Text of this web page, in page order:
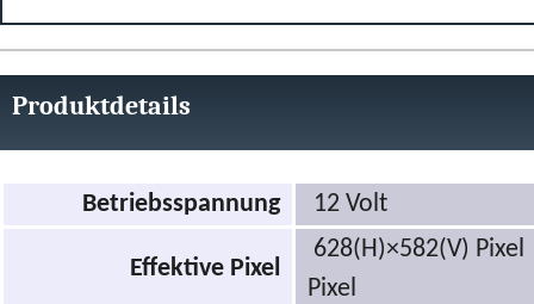
Produktdetails
Betriebsspannung 12 Volt
Effektive Pixel
628(H)×582(V) Pixel
Pixel